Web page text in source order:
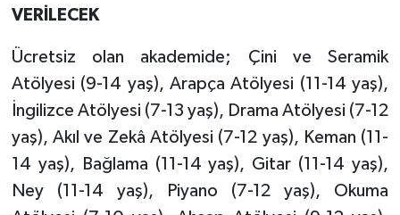
VERİLECEK
Ücretsiz olan akademide; Çini ve Seramik
Atölyesi (9-14 yaş), Arapça Atölyesi (11-14 yaş),
İngilizce Atölyesi (7-13 yaş), Drama Atölyesi (7-12
yaş), Akıl ve Zekâ Atölyesi (7-12 yaş), Keman (11-
14 yaş), Bağlama (11-14 yaş), Gitar (11-14 yaş),
Ney (11-14 yaş), Piyano (7-12 yaş), Okuma